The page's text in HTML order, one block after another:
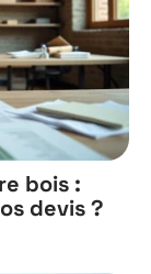
bois :
devis ?